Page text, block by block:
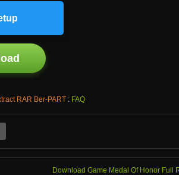
RAR Ber-PART : FAQ
Download Game Medal Of Honor Full